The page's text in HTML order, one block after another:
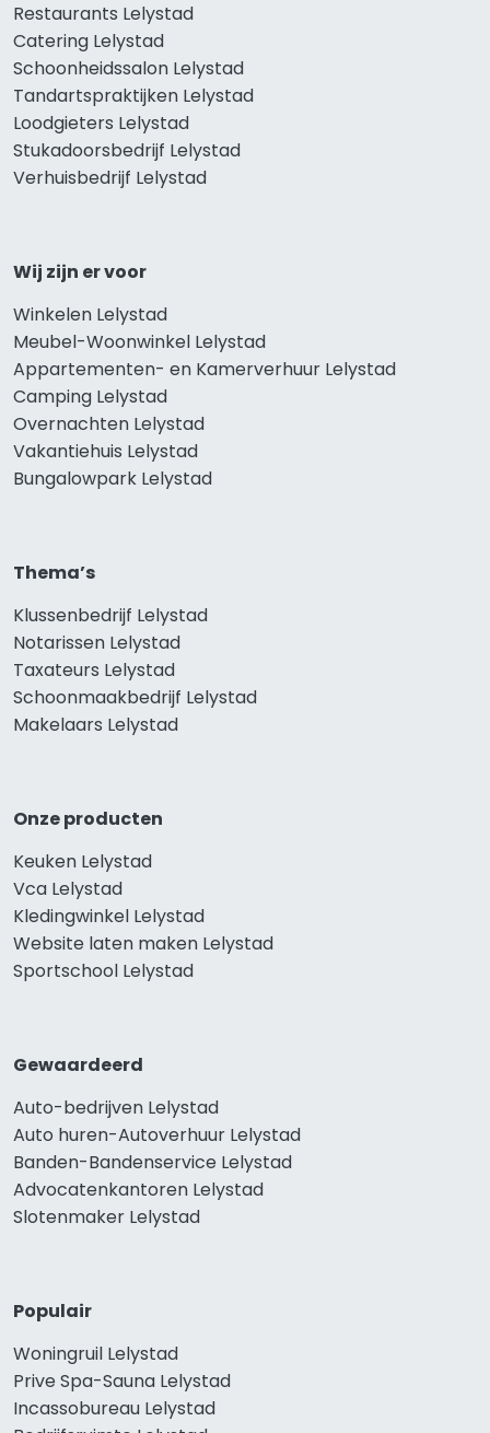
Restaurants Lelystad
Catering Lelystad
Schoonheidssalon Lelystad
Tandartspraktijken Lelystad
Loodgieters Lelystad
Stukadoorsbedrijf Lelystad
Verhuisbedrijf Lelystad
Wij zijn er voor
Winkelen Lelystad
Meubel-Woonwinkel Lelystad
Appartementen- en Kamerverhuur Lelystad
Camping Lelystad
Overnachten Lelystad
Vakantiehuis Lelystad
Bungalowpark Lelystad
Thema’s
Klussenbedrijf Lelystad
Notarissen Lelystad
Taxateurs Lelystad
Schoonmaakbedrijf Lelystad
Makelaars Lelystad
Onze producten
Keuken Lelystad
Vca Lelystad
Kledingwinkel Lelystad
Website laten maken Lelystad
Sportschool Lelystad
Gewaardeerd
Auto-bedrijven Lelystad
Auto huren-Autoverhuur Lelystad
Banden-Bandenservice Lelystad
Advocatenkantoren Lelystad
Slotenmaker Lelystad
Populair
Woningruil Lelystad
Prive Spa-Sauna Lelystad
Incassobureau Lelystad